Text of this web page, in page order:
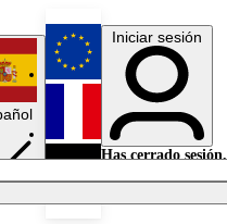
English
Français
Iniciar sesión
Has cerrado sesión.